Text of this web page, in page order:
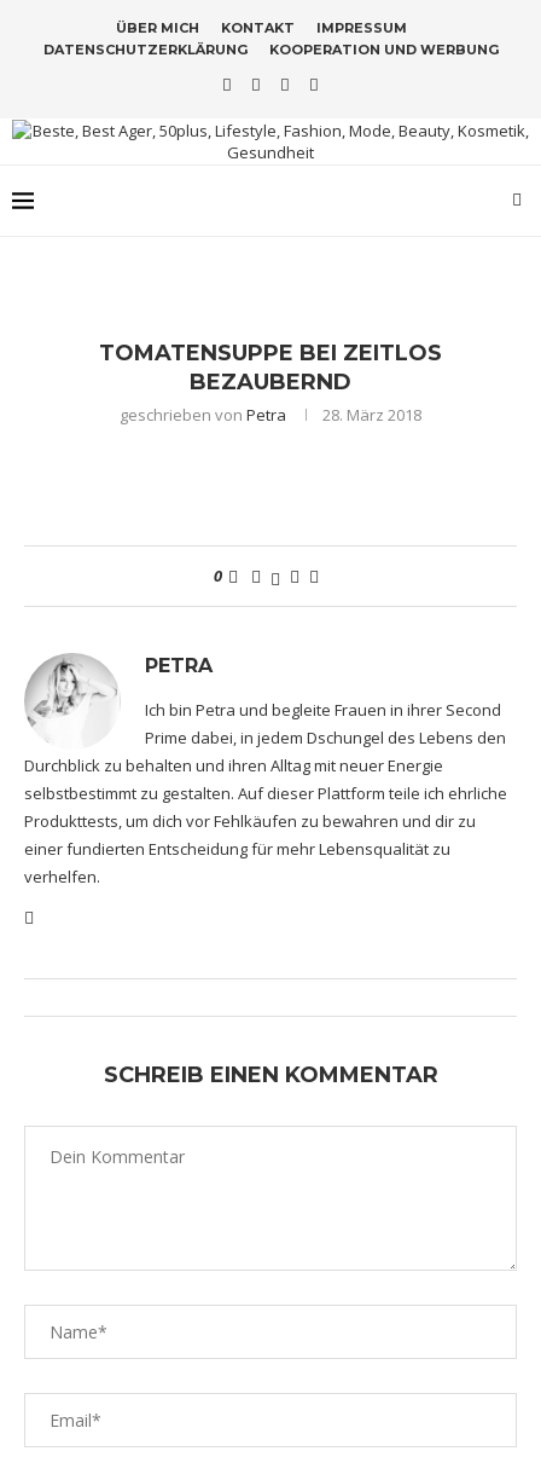
ÜBER MICH KONTAKT
IMPRESSUM
DATENSCHUTZERKLÄRUNG
KOOPERATION UND WERBUNG
TOMATENSUPPE BEI ZEITLOS
BEZAUBERND
geschrieben von Petra 28. März 2018
0
PETRA
Ich bin Petra und begleite Frauen in ihrer Second
Prime dabei, in jedem Dschungel des Lebens den
Durchblick zu behalten und ihren Alltag mit neuer Energie
selbstbestimmt zu gestalten. Auf dieser Plattform teile ich ehrliche
Produkttests, um dich vor Fehlkäufen zu bewahren und dir zu
einer fundierten Entscheidung für mehr Lebensqualität zu
verhelfen.
SCHREIB EINEN KOMMENTAR